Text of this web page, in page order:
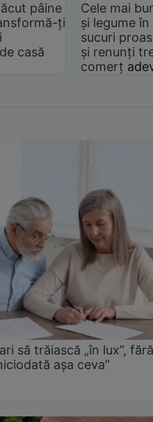
pâine
ți
casă
Cele mai
și legume
sucuri
și renunți
comerț
să trăiască „în lux”, fără
așa ceva”